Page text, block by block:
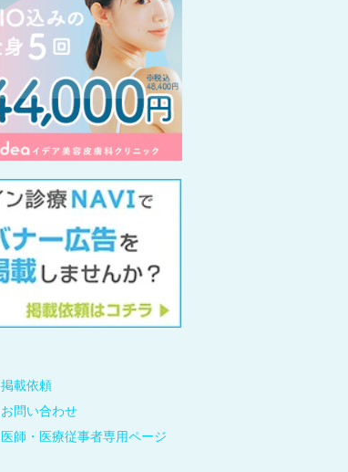
掲載依頼
お問い合わせ
医師・医療従事者専用ページ